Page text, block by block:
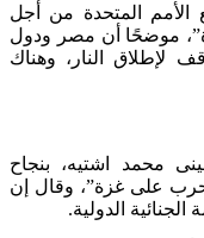
المتحدة من أجل
موضحًا أن مصر ودول
لإطلاق النار، وهناك
محمد اشتيه، بنجاح
على غزة”، وقال إن
الدولية.